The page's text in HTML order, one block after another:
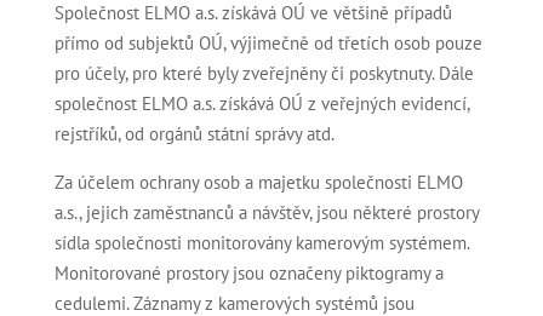
Společnost ELMO a.s. získává OÚ ve většině případů
přímo od subjektů OÚ, výjimečně od třetích osob pouze
pro účely, pro které byly zveřejněny či poskytnuty. Dále
společnost ELMO a.s. získává OÚ z veřejných evidencí,
rejstříků, od orgánů státní správy atd.
Za účelem ochrany osob a majetku společnosti ELMO
a.s., jejich zaměstnanců a návštěv, jsou některé prostory
sídla společnosti monitorovány kamerovým systémem.
Monitorované prostory jsou označeny piktogramy a
cedulemi. Záznamy z kamerových systémů jsou